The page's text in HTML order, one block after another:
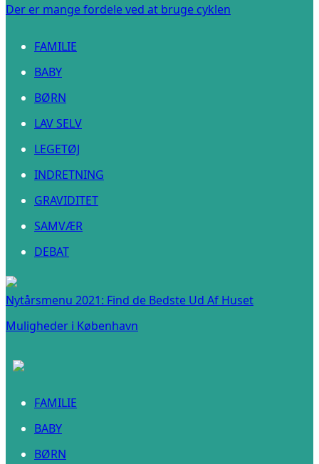
Der er mange fordele ved at bruge cyklen
FAMILIE
BABY
BØRN
LAV SELV
LEGETØJ
INDRETNING
GRAVIDITET
SAMVÆR
DEBAT
Nytårsmenu 2021: Find de Bedste Ud Af Huset
Muligheder i København
FAMILIE
BABY
BØRN